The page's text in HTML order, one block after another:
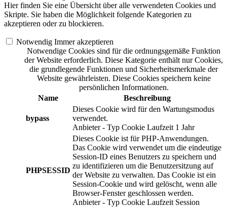
Hier finden Sie eine Übersicht über alle verwendeten Cookies und
Skripte. Sie haben die Möglichkeit folgende Kategorien zu
akzeptieren oder zu blockieren.
Notwendig Immer akzeptieren
Notwendige Cookies sind für die ordnungsgemäße Funktion
der Website erforderlich. Diese Kategorie enthält nur Cookies,
die grundlegende Funktionen und Sicherheitsmerkmale der
Website gewährleisten. Diese Cookies speichern keine
persönlichen Informationen.
Name
Beschreibung
bypass
Dieses Cookie wird für den Wartungsmodus
verwendet.
Anbieter - Typ Cookie Laufzeit 1 Jahr
PHPSESSID
Dieses Cookie ist für PHP-Anwendungen.
Das Cookie wird verwendet um die eindeutige
Session-ID eines Benutzers zu speichern und
zu identifizieren um die Benutzersitzung auf
der Website zu verwalten. Das Cookie ist ein
Session-Cookie und wird gelöscht, wenn alle
Browser-Fenster geschlossen werden.
Anbieter - Typ Cookie Laufzeit Session